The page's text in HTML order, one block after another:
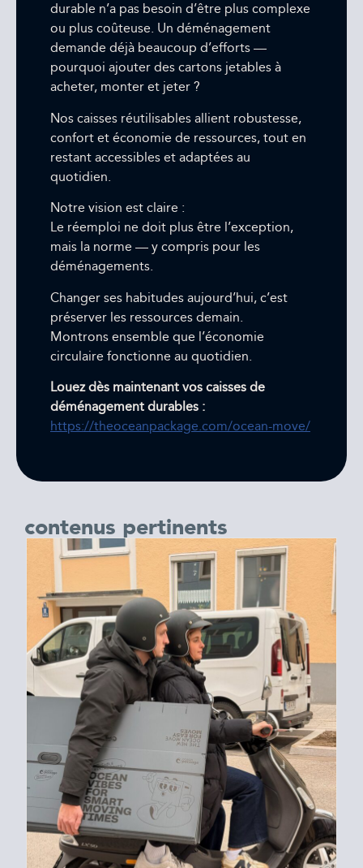
durable n’a pas besoin d’être plus complexe
ou plus coûteuse. Un déménagement
demande déjà beaucoup d’efforts —
pourquoi ajouter des cartons jetables à
acheter, monter et jeter ?
Nos caisses réutilisables allient robustesse,
confort et économie de ressources, tout en
restant accessibles et adaptées au
quotidien.
Notre vision est claire :
Le réemploi ne doit plus être l’exception,
mais la norme — y compris pour les
déménagements.
Changer ses habitudes aujourd’hui, c’est
préserver les ressources demain.
Montrons ensemble que l’économie
circulaire fonctionne au quotidien.
Louez dès maintenant vos caisses de
déménagement durables :
https://theoceanpackage.com/ocean-move/
contenus pertinents